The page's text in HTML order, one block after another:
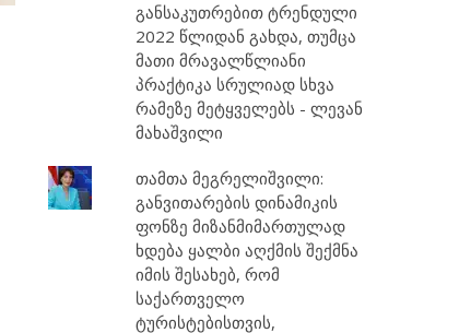
განსაკუთრებით ტრენდული
2022 წლიდან გახდა, თუმცა
მათი მრავალწლიანი
პრაქტიკა სრულიად სხვა
რამეზე მეტყველებს - ლევან
მახაშვილი
თამთა მეგრელიშვილი:
განვითარების დინამიკის
ფონზე მიზანმიმართულად
ხდება ყალბი აღქმის შექმნა
იმის შესახებ, რომ
საქართველო
ტურისტებისთვის,